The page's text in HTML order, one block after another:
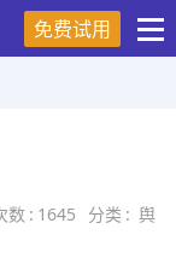
免费试用
数 : 1645 分类 : 舆